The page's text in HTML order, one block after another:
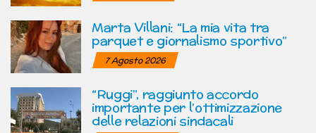
Marta Villani: “La mia vita tra
parquet e giornalismo sportivo”
7 Agosto 2026
“Ruggi”, raggiunto accordo
importante per l’ottimizzazione
delle relazioni sindacali